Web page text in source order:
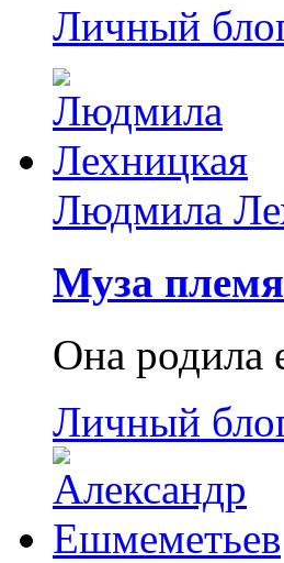
Личный
Людмила
Муза
Она родила
Личный